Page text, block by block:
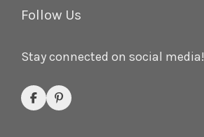
Follow Us
Stay connected on social media!